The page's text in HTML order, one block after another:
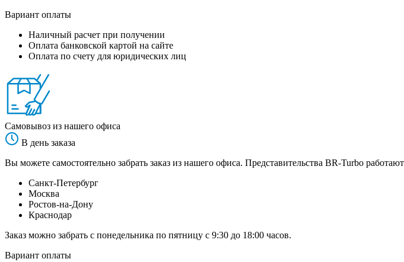
Вариант оплаты
Наличный расчет при получении
Оплата банковской картой на сайте
Оплата по счету для юридических лиц
Самовывоз из нашего офиса
В день заказа
Вы можете самостоятельно забрать заказ из нашего офиса. Представительства BR-Turbo
Санкт-Петербург
Москва
Ростов-на-Дону
Краснодар
Заказ можно забрать с понедельника по пятницу с 9:30 до 18:00 часов.
Вариант оплаты